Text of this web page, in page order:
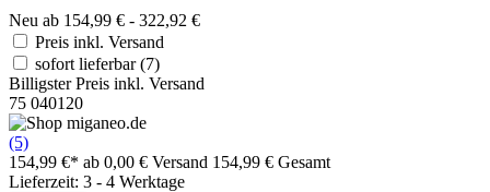
Neu ab 154,99 € - 322,92 €
Preis inkl. Versand
sofort lieferbar(7)
Billigster Preis inkl. Versand
75 040120
(5)
154,99 €* ab 0,00 € Versand 154,99 € Gesamt
Lieferzeit: 3 - 4 Werktage